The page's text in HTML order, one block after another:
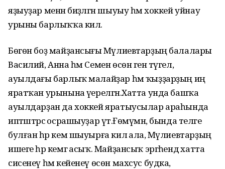
яҙыуҙар менән биҙәлгән шыуыу һәм хоккей уйнау
урыны барлыҡҡа килә.
Бөгөн боҙ майҙансығы Мәүлиевтарҙың балалары
Василий, Анна һәм Семен өсөн генә түгел, ә
ауылдағы барлыҡ малайҙар һәм ҡыҙҙарҙың иң
яратҡан урынына әүерелгән.Хатта унда башҡа
ауылдарҙан да хоккей яратыусылар араһында
иптәштәрсә осрашыуҙар үтә.Ғөмүмән, бында теләге
булған һәр кем шыуырға килә ала, Мәүлиевтарҙың
ишеге һәр кемгә асыҡ. Майҙансыҡ эргәһендә хатта
сисенеү һәм кейенеү өсөн махсус будка,ә